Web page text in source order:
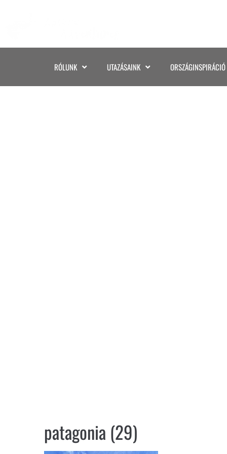
RÓLUNK UTAZÁSAINK ORSZÁGINSPIRÁCIÓ
patagonia (29)